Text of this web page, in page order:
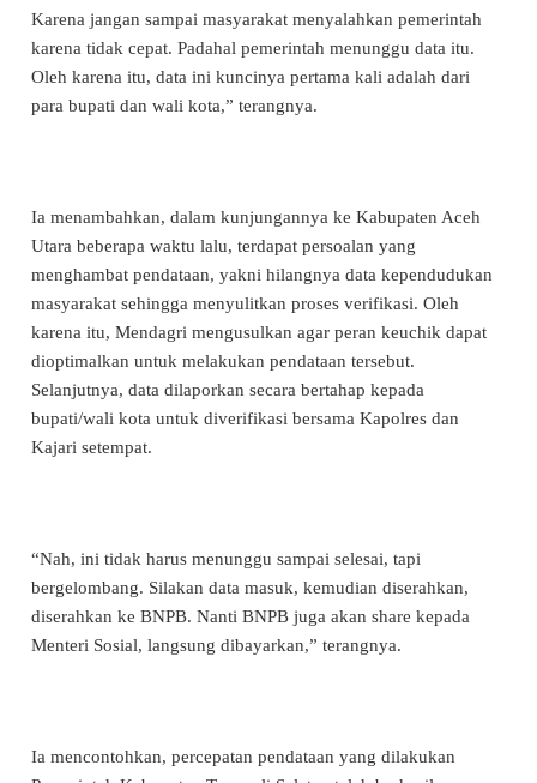
Karena jangan sampai masyarakat menyalahkan pemerintah
karena tidak cepat. Padahal pemerintah menunggu data itu.
Oleh karena itu, data ini kuncinya pertama kali adalah dari
para bupati dan wali kota,” terangnya.
Ia menambahkan, dalam kunjungannya ke Kabupaten Aceh
Utara beberapa waktu lalu, terdapat persoalan yang
menghambat pendataan, yakni hilangnya data kependudukan
masyarakat sehingga menyulitkan proses verifikasi. Oleh
karena itu, Mendagri mengusulkan agar peran keuchik dapat
dioptimalkan untuk melakukan pendataan tersebut.
Selanjutnya, data dilaporkan secara bertahap kepada
bupati/wali kota untuk diverifikasi bersama Kapolres dan
Kajari setempat.
“Nah, ini tidak harus menunggu sampai selesai, tapi
bergelombang. Silakan data masuk, kemudian diserahkan,
diserahkan ke BNPB. Nanti BNPB juga akan share kepada
Menteri Sosial, langsung dibayarkan,” terangnya.
Ia mencontohkan, percepatan pendataan yang dilakukan